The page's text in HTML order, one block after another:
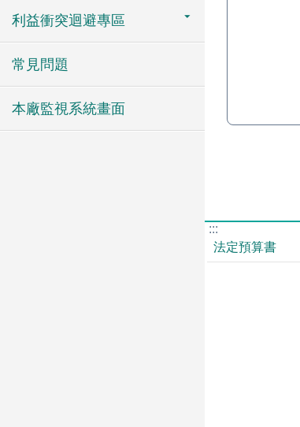
利益衝突迴避專區
常見問題
本廠監視系統畫面
:::
法定預算書